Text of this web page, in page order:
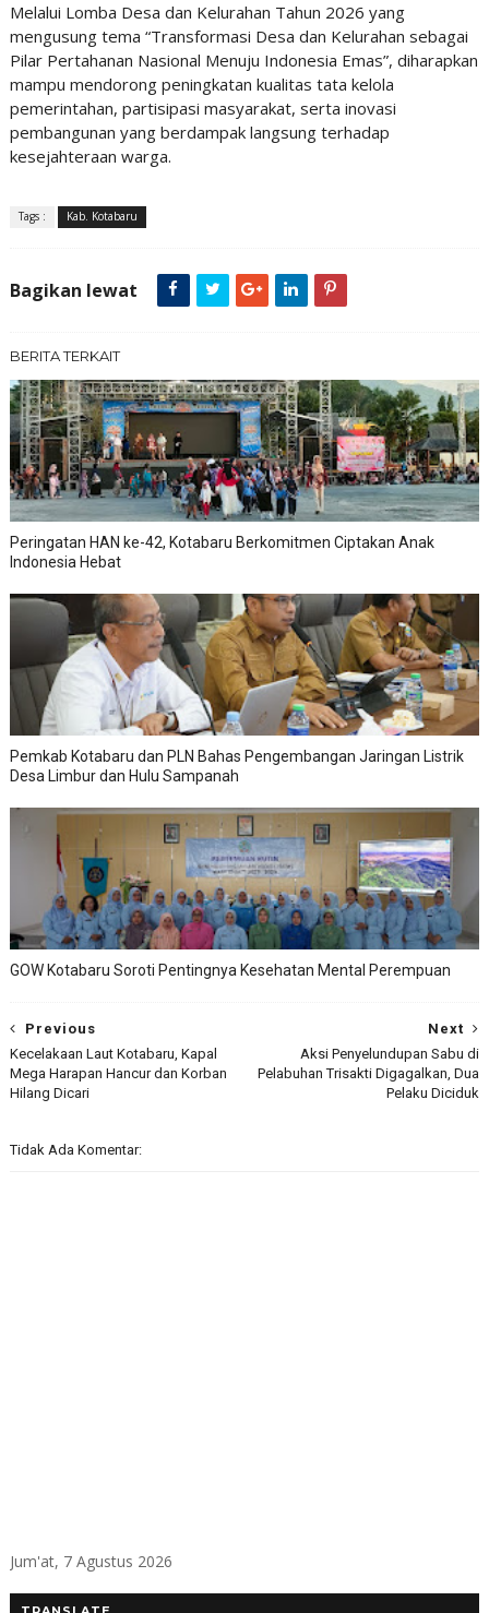
Melalui Lomba Desa dan Kelurahan Tahun 2026 yang
mengusung tema “Transformasi Desa dan Kelurahan sebagai
Pilar Pertahanan Nasional Menuju Indonesia Emas”, diharapkan
mampu mendorong peningkatan kualitas tata kelola
pemerintahan, partisipasi masyarakat, serta inovasi
pembangunan yang berdampak langsung terhadap
kesejahteraan warga.
Tags : Kab. Kotabaru
Bagikan lewat
BERITA TERKAIT
Peringatan HAN ke-42, Kotabaru Berkomitmen Ciptakan Anak
Indonesia Hebat
Pemkab Kotabaru dan PLN Bahas Pengembangan Jaringan Listrik
Desa Limbur dan Hulu Sampanah
GOW Kotabaru Soroti Pentingnya Kesehatan Mental Perempuan
Next
Aksi Penyelundupan Sabu di
Pelabuhan Trisakti Digagalkan, Dua
Pelaku Diciduk
Previous
Kecelakaan Laut Kotabaru, Kapal
Mega Harapan Hancur dan Korban
Hilang Dicari
Tidak Ada Komentar:
Jum'at, 7 Agustus 2026